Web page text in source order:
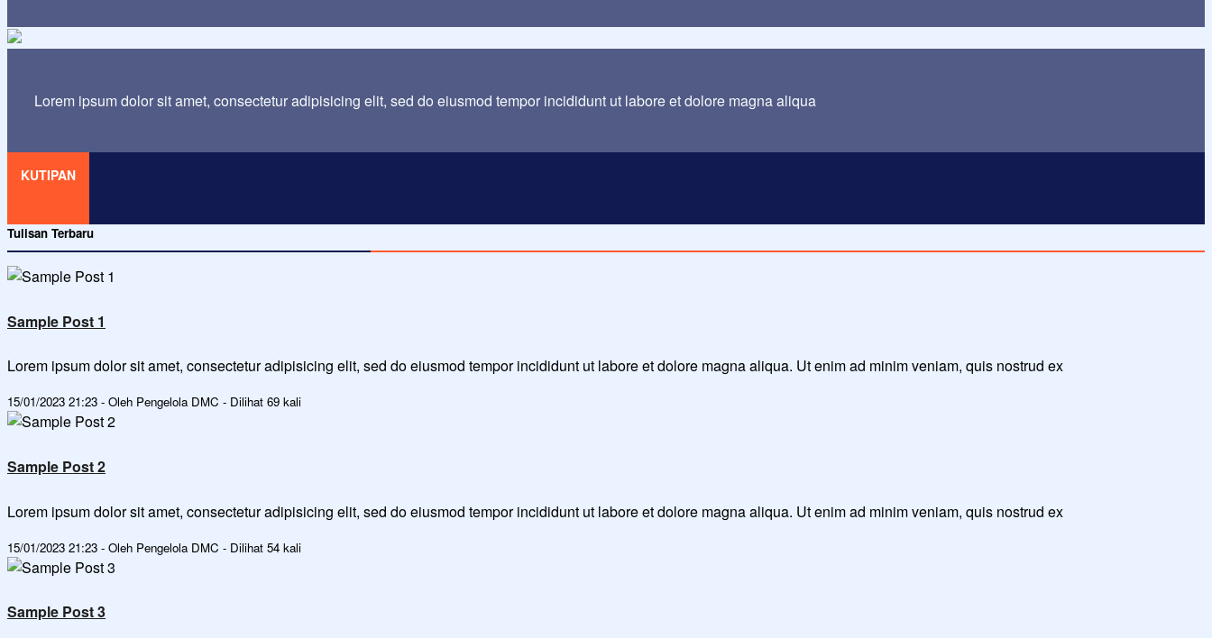
Lorem ipsum dolor sit amet, consectetur adipisicing elit, sed do eiusmod tempor incididunt ut labore et dolore magna aliqua
KUTIPAN
Tulisan Terbaru
Sample Post 1
Lorem ipsum dolor sit amet, consectetur adipisicing elit, sed do eiusmod tempor incididunt ut labore et dolore magna aliqua. Ut enim ad minim veniam, quis nostrud ex
15/01/2023 21:23 - Oleh Pengelola DMC - Dilihat 69 kali
Sample Post 2
Lorem ipsum dolor sit amet, consectetur adipisicing elit, sed do eiusmod tempor incididunt ut labore et dolore magna aliqua. Ut enim ad minim veniam, quis nostrud ex
15/01/2023 21:23 - Oleh Pengelola DMC - Dilihat 54 kali
Sample Post 3